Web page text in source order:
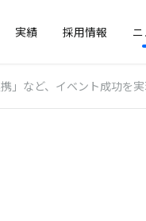
実績 採用情報
ど、イベント成功を実現